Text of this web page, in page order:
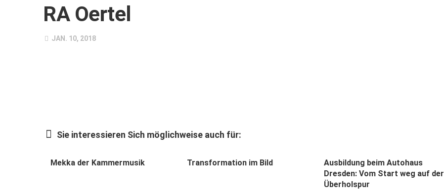
RA Oertel
JAN. 10, 2018
Sie interessieren Sich möglichweise auch für:
Mekka der Kammermusik Transformation im Bild
Ausbildung beim Autohaus
Dresden: Vom Start weg auf der
Überholspur